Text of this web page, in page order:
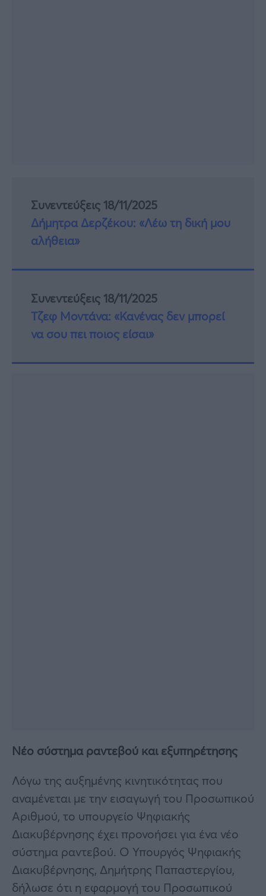
Συνεντεύξεις 18/11/2025
Δήμητρα Δερζέκου: «Λέω τη δική μου
αλήθεια»
Συνεντεύξεις 18/11/2025
Τζεφ Μοντάνα: «Κανένας δεν μπορεί
να σου πει ποιος είσαι»
Νέο σύστημα ραντεβού και εξυπηρέτησης
Λόγω της αυξημένης κινητικότητας που
αναμένεται με την εισαγωγή του Προσωπικού
Αριθμού, το υπουργείο Ψηφιακής
Διακυβέρνησης έχει προνοήσει για ένα νέο
σύστημα ραντεβού. Ο Υπουργός Ψηφιακής
Διακυβέρνησης, Δημήτρης Παπαστεργίου,
δήλωσε ότι η εφαρμογή του Προσωπικού